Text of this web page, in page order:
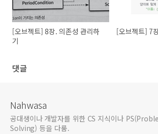
[오브젝트] 8장. 의존성 관리하
기
[오브젝트] 7
댓글
Nahwasa
공대생이나 개발자를 위한 CS 지식이나
Solving) 등을 다룸.